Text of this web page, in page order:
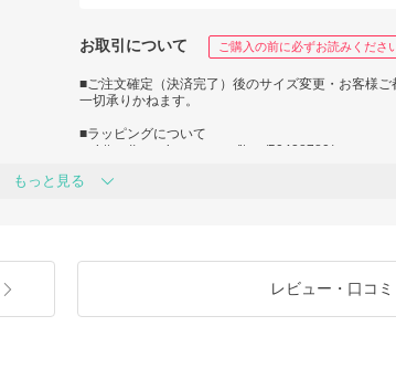
お取引について ご購入の前に必ずお読みくださ
でご
■ご注文確定（決済完了）後のサイズ変更・お客様
一切承りかねます。
■ラッピングについて
https://www.buyma.com/item/50428780/
■返品・交換について
イントは未使用の状態に自動的に返還されます。
有効期限以降の欠品によるキャンセルやお客様ご都
ントの返還や延長はされません。
もっと見る
レビュー・口コミ